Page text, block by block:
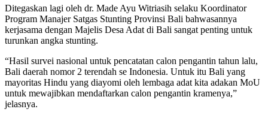
Ditegaskan lagi oleh dr. Made Ayu Witriasih selaku Koordinator
Program Manajer Satgas Stunting Provinsi Bali bahwasannya
kerjasama dengan Majelis Desa Adat di Bali sangat penting untuk
turunkan angka stunting.
“Hasil survei nasional untuk pencatatan calon pengantin tahun lalu,
Bali daerah nomor 2 terendah se Indonesia. Untuk itu Bali yang
mayoritas Hindu yang diayomi oleh lembaga adat kita adakan MoU
untuk mewajibkan mendaftarkan calon pengantin kramenya,”
jelasnya.